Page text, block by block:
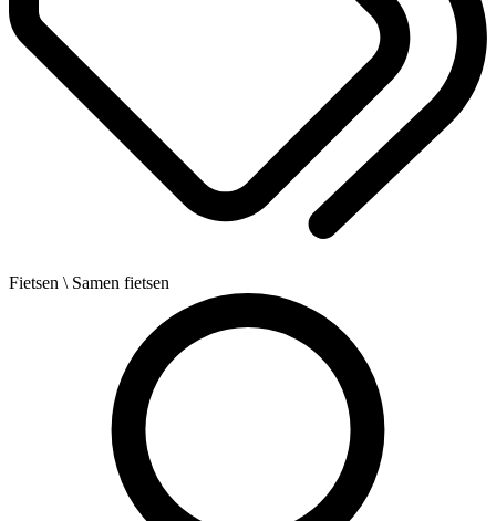
Fietsen \ Samen fietsen